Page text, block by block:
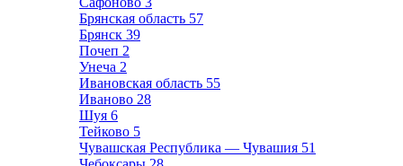
Брянская область 57
Брянск 39
Почеп 2
Унеча 2
Ивановская область 55
Иваново 28
Шуя 6
Тейково 5
Чувашская Республика — Чувашия 51